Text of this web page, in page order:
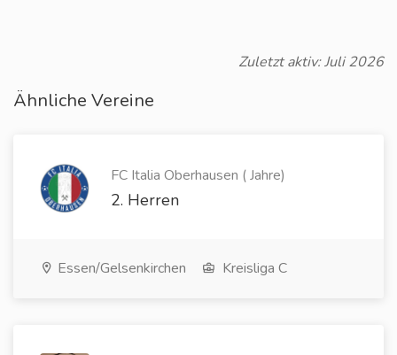
Zuletzt aktiv: Juli 2026
Ähnliche Vereine
FC Italia Oberhausen ( Jahre)
2. Herren
Essen/Gelsenkirchen Kreisliga C